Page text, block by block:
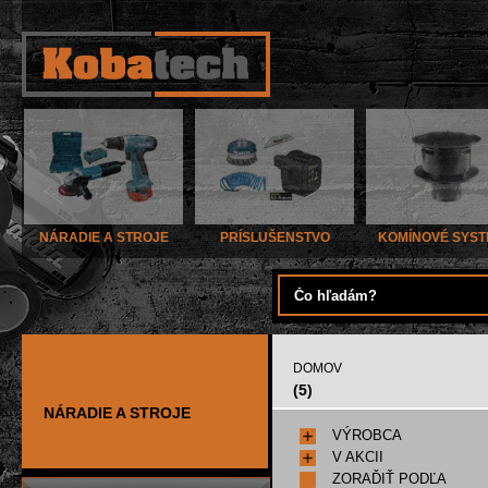
NÁRADIE A STROJE PRÍSLUŠENSTVO KOMÍNOVÉ
NÁRADIE A STROJE
DOMOV
(5)
VÝROBCA
V AKCII
ZORAĎIŤ PODĽA